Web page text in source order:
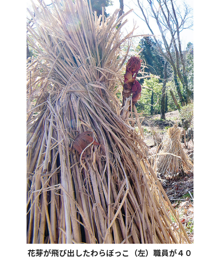
花芽が飛び出したわらぼっこ（左）職員が４０